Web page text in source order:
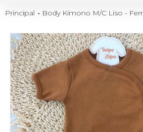
Principal Body Kimono M/C Liso -